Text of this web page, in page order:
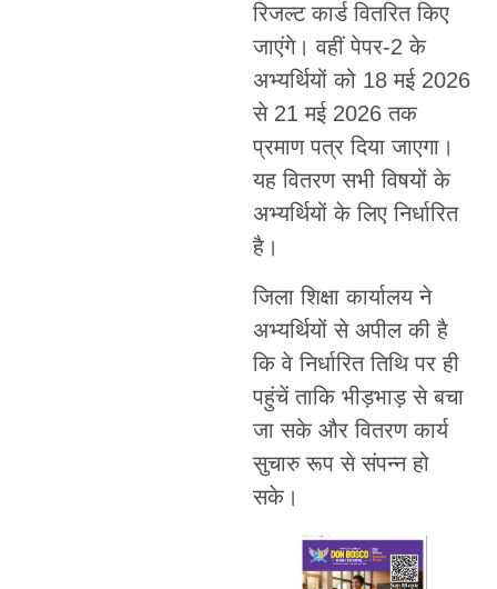
रिजल्ट कार्ड वितरित किए
जाएंगे। वहीं पेपर-2 के
अभ्यर्थियों को 18 मई 2026
से 21 मई 2026 तक
प्रमाण पत्र दिया जाएगा।
यह वितरण सभी विषयों के
अभ्यर्थियों के लिए निर्धारित
है।
जिला शिक्षा कार्यालय ने
अभ्यर्थियों से अपील की है
कि वे निर्धारित तिथि पर ही
पहुंचें ताकि भीड़भाड़ से बचा
जा सके और वितरण कार्य
सुचारु रूप से संपन्न हो
सके।